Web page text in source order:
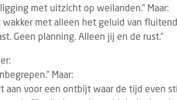
met uitzicht op weilanden.” Maar:
wakker met alleen het geluid van
Geen planning. Alleen jij en de rust.”
Maar:
aan voor een ontbijt waar de tijd even